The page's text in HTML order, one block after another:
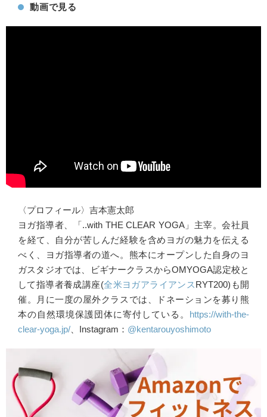
動画で見る
〈プロフィール〉吉本憲太郎
ヨガ指導者、「..with THE CLEAR YOGA」主宰。会社員
を経て、自分が苦しんだ経験を含めヨガの魅力を伝える
べく、ヨガ指導者の道へ。熊本にオープンした自身のヨ
ガスタジオでは、ビギナークラスからOMYOGA認定校と
して指導者養成講座(全米ヨガアライアンスRYT200)も開
催。月に一度の屋外クラスでは、ドネーションを募り熊
本の自然環境保護団体に寄付している。 https://with-the-
clear-yoga.jp/ 、Instagram： @kentarouyoshimoto